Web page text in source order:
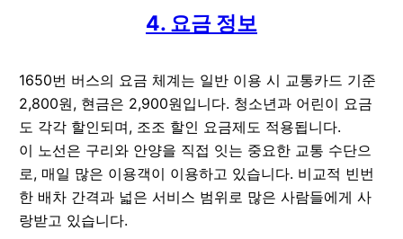
4. 요금 정보
1650번 버스의 요금 체계는 일반 이용 시 교통카드 기준
2,800원, 현금은 2,900원입니다. 청소년과 어린이 요금
도 각각 할인되며, 조조 할인 요금제도 적용됩니다.
이 노선은 구리와 안양을 직접 잇는 중요한 교통 수단으
로, 매일 많은 이용객이 이용하고 있습니다. 비교적 빈번
한 배차 간격과 넓은 서비스 범위로 많은 사람들에게 사
랑받고 있습니다.